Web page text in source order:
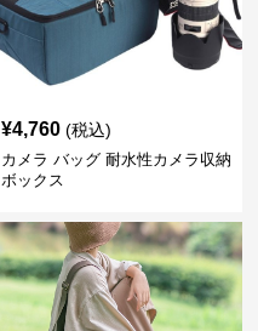
¥4,760 (税込)
カメラ バッグ 耐水性カメラ収納
ボックス